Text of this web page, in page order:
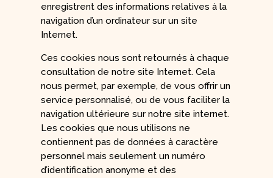
enregistrent des informations relatives à la
navigation d’un ordinateur sur un site
Internet.
Ces cookies nous sont retournés à chaque
consultation de notre site Internet. Cela
nous permet, par exemple, de vous offrir un
service personnalisé, ou de vous faciliter la
navigation ultérieure sur notre site internet.
Les cookies que nous utilisons ne
contiennent pas de données à caractère
personnel mais seulement un numéro
d’identification anonyme et des